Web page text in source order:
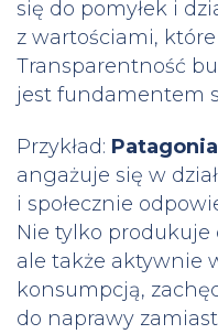
się do pomyłek i
z wartościami,
Transparentność
jest fundamentem
Przykład: Patagonia
angażuje się w
i społecznie
Nie tylko produkuje
ale także aktywnie
konsumpcją,
do naprawy